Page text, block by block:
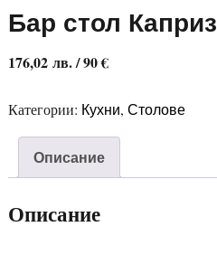
Бар стол Каприз
176,02 лв./ 90 €
Категории: Кухни, Столове
Описание
Описание